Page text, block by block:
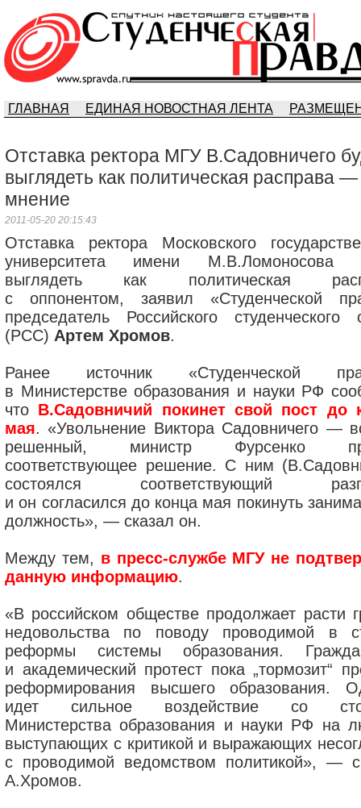
ГЛАВНАЯ ЕДИНАЯ НОВОСТНАЯ ЛЕНТА
Отставка ректора МГУ В.Садовничего
выглядеть как политическая расправа —
мнение
2011-05-20 20:15:43
Отставка ректора Московского
университета имени М.В.Ломоносова
выглядеть как политическая
с оппонентом, заявил «Студенческой
председатель Российского студенческого
(РСС) Артем Хромов.
Ранее источник «Студенческой
в Министерстве образования и науки РФ
что В.Садовничий покинет свой пост до
мая. «Увольнение Виктора Садовничего —
решенный, министр Фурсенко
соответствующее решение. С ним
состоялся соответствующий
и он согласился до конца мая покинуть
должность», — сказал он.
Между тем, в пресс-службе МГУ не
данную информацию.
«В российском обществе продолжает расти
недовольства по поводу проводимой в
реформы системы образования.
и академический протест пока „тормозит“
реформирования высшего образования.
идет сильное воздействие со
Министерства образования и науки РФ на
выступающих с критикой и выражающих
с проводимой ведомством политикой», —
А.Хромов.